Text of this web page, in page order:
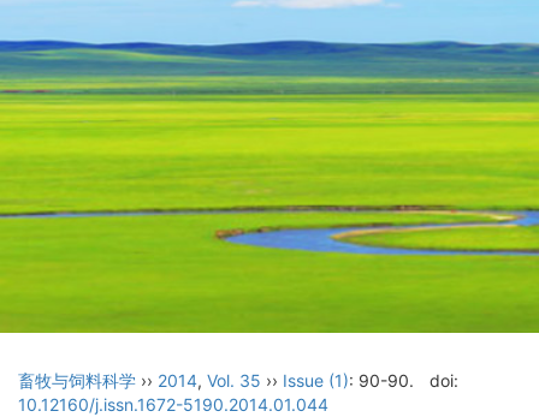
畜牧与饲料科学 ›› 2014, Vol. 35 ›› Issue (1): 90-90.
doi:
10.12160/j.issn.1672-5190.2014.01.044